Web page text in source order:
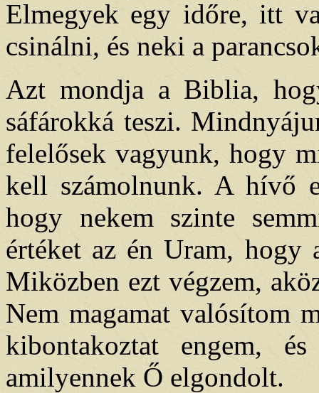
Elmegyek egy időre, itt
csinálni, és neki a
Azt mondja a Biblia,
sáfárokká teszi.
felelősek vagyunk, hogy
kell számolnunk. A hívő
hogy nekem szinte
értéket az én Uram, hogy
Miközben ezt végzem,
Nem magamat valósítom
kibontakoztat engem,
amilyennek Ő elgondolt.